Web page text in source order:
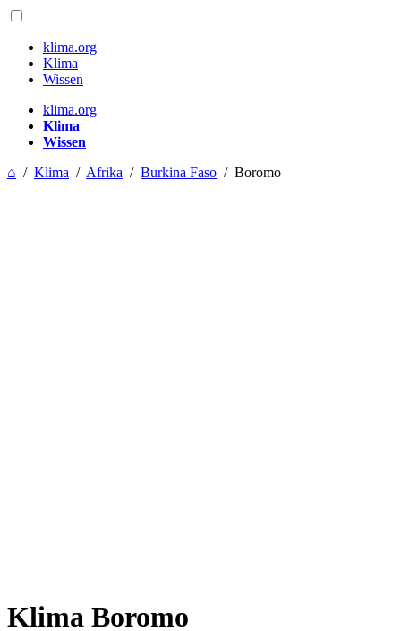
klima.org
Klima
Wissen
klima.org
Klima
Wissen
⌂ / Klima / Afrika / Burkina Faso / Boromo
Klima Boromo